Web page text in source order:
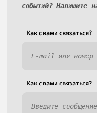
событий? Напишите
Как c вами связаться?
Как c вами связаться?